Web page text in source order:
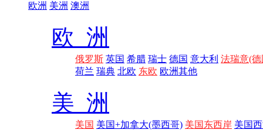
欧洲 美洲 澳洲
欧 洲
俄罗斯 英国 希腊 瑞士 德国 意大利 法瑞意(德
荷兰 瑞典 北欧 东欧 欧洲其他
美 洲
美国 美国+加拿大(墨西哥) 美国东西岸 美国